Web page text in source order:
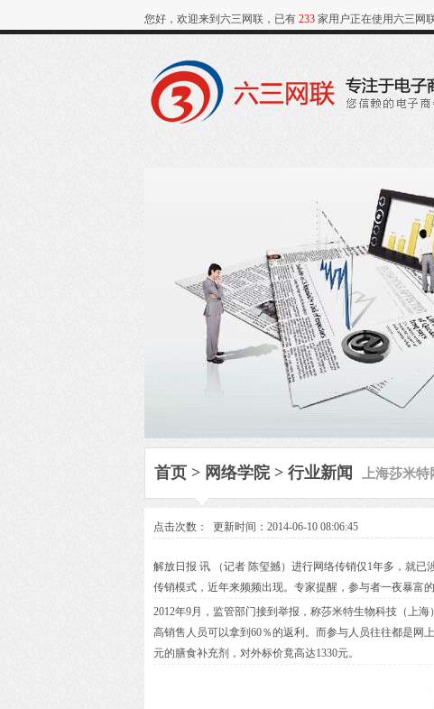
您好，欢迎来到六三网联，已有 233 家用户正在使用六三网
首页 > 网络学院> 行业新闻 上海莎米
点击次数： 更新时间：2014-06-10 08:06:45
解放日报 讯 （记者 陈玺撼）进行网络传销仅1年多，就
传销模式，近年来频频出现。专家提醒，参与者一夜暴富的
2012年9月，监管部门接到举报，称莎米特生物科技（上
高销售人员可以拿到60％的返利。而参与人员往往都是网
元的膳食补充剂，对外标价竟高达1330元。